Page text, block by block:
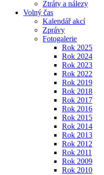
Ztráty a nálezy
Volný čas
Kalendář akcí
Zprávy
Fotogalerie
Rok 2025
Rok 2024
Rok 2023
Rok 2022
Rok 2019
Rok 2018
Rok 2017
Rok 2016
Rok 2015
Rok 2014
Rok 2013
Rok 2012
Rok 2011
Rok 2009
Rok 2010